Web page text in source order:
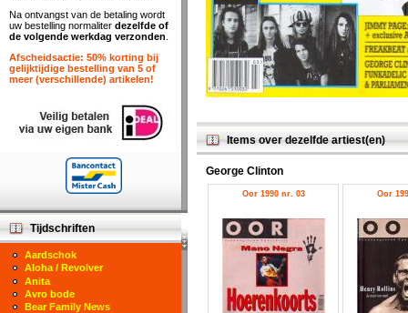
Items over dezelfde artiest(en)
George Clinton
Oor 1990 nr. 03 Oor
Na ontvangst van de betaling wordt
uw bestelling normaliter dezelfde of
de volgende werkdag verzonden
Afscheidsactie: 50% korting bij
gelijktijdige bestelling van 5 of
meer (verschillende) artikelen!
Tijdschriften
Aardschok
Aloha / Revolver
Anita
Avro bode
Bear Family News